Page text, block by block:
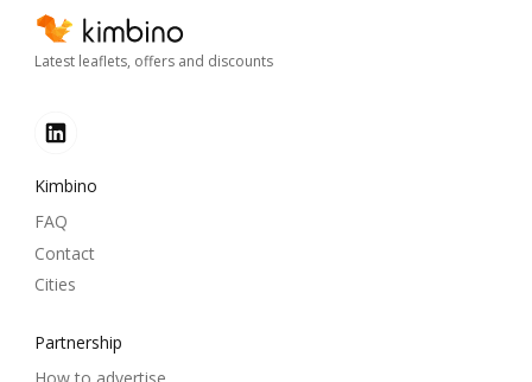
Latest leaflets, offers and discounts
Kimbino
FAQ
Contact
Cities
Partnership
How to advertise